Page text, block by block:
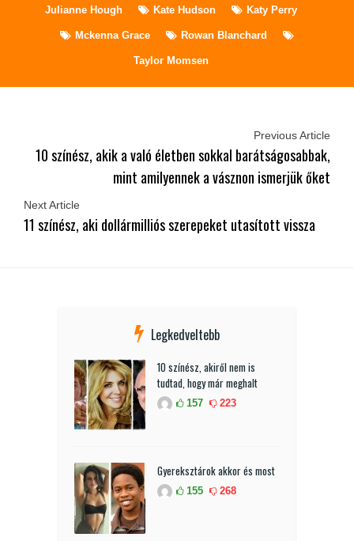
Julianne Hough Kate Hudson Katy Perry
Mckenna Grace Rowan Blanchard
Taylor Momsen
Previous Article
10 színész, akik a való életben sokkal barátságosabbak,
mint amilyennek a vásznon ismerjük őket
Next Article
11 színész, aki dollármilliós szerepeket utasított vissza
Legkedveltebb
10 színész, akiről nem is
tudtad, hogy már meghalt
157 223
Gyereksztárok akkor és most
155 268